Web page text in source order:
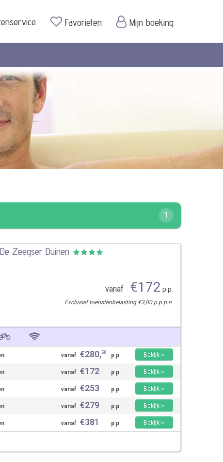
Favorieten Mijn boeking
1
Zeegser Duinen
vanaf €172 p.p.
Exclusief toeristenbelasting €3,00 p.p.p.n.
vanaf €280,50 p.p.
Bekijk >
vanaf €172 p.p.
Bekijk >
vanaf €253 p.p.
Bekijk >
vanaf €279 p.p.
Bekijk >
vanaf €381 p.p. Bekijk >